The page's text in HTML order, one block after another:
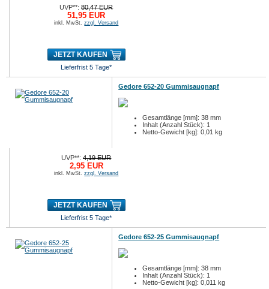
UVP**:80,47 EUR
51,95 EUR
inkl. MwSt.zzgl. Versand
JETZT KAUFEN
Lieferfrist 5 Tage*
Gedore 652-20 Gummisaugnapf
Gesamtlänge [mm]: 38 mm
Inhalt (Anzahl Stück): 1
Netto-Gewicht [kg]: 0,01 kg
UVP**:4,19 EUR
2,95 EUR
inkl. MwSt.zzgl. Versand
JETZT KAUFEN
Lieferfrist 5 Tage*
Gedore 652-25 Gummisaugnapf
Gesamtlänge [mm]: 38 mm
Inhalt (Anzahl Stück): 1
Netto-Gewicht [kg]: 0,011 kg